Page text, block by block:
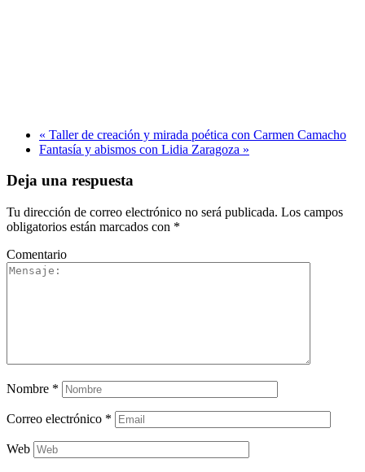
« Taller de creación y mirada poética con Carmen Camacho
Fantasía y abismos con Lidia Zaragoza »
Deja una respuesta
Tu dirección de correo electrónico no será publicada. Los campos
obligatorios están marcados con *
Comentario
Nombre *
Correo electrónico *
Web